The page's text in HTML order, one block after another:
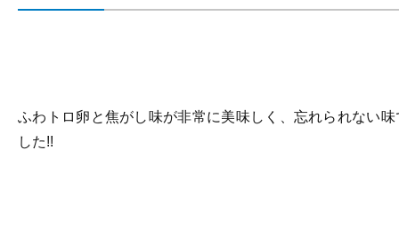
ふわトロ卵と焦がし味が非常に美味しく、忘れられない味
した!!